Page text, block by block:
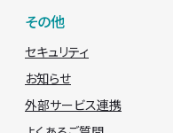
その他
セキュリティ
お知らせ
外部サービス連携